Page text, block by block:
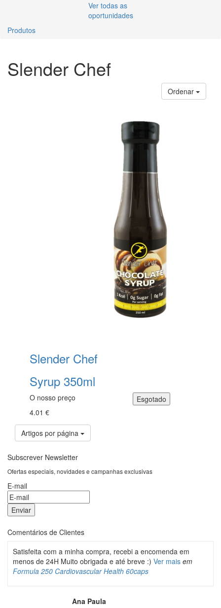
Ver todas as
oportunidades
Produtos
Slender Chef
Ordenar
Slender Chef
Syrup 350ml
O nosso preço
4.01 €
Artigos por página
Subscrever Newsletter
Ofertas especiais, novidades e campanhas exclusivas
E-mail
Comentários de Clientes
Satisfeita com a minha compra, recebi a encomenda em
menos de 24H Muito obrigada e até breve :) Ver mais em
Formula 250 Cardiovascular Health 60caps
Ana Paula